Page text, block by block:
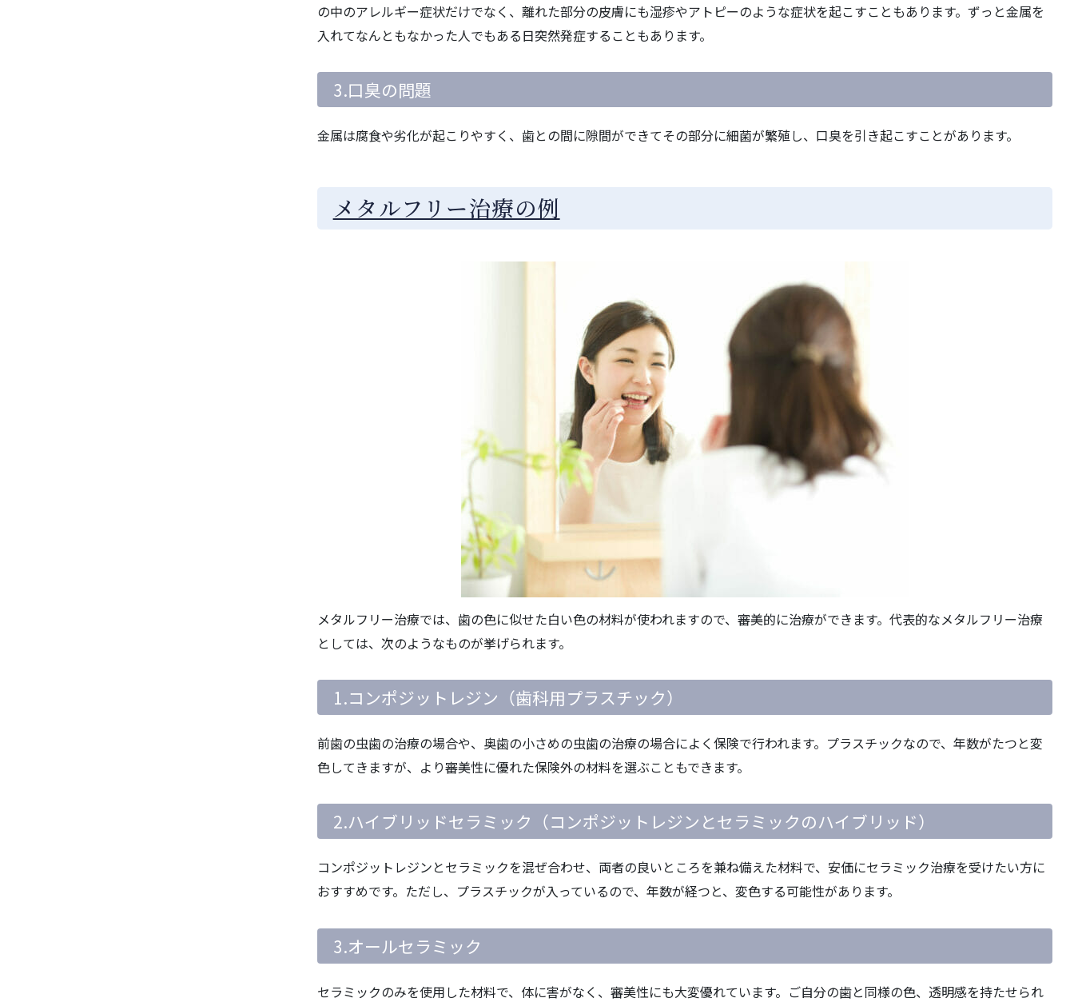
の中のアレルギー症状だけでなく、離れた部分の皮膚にも湿疹やアトピーのような症状を起こすこともあります。ずっと金属を
入れてなんともなかった人でもある日突然発症することもあります。
3.口臭の問題
金属は腐食や劣化が起こりやすく、歯との間に隙間ができてその部分に細菌が繁殖し、口臭を引き起こすことがあります。
メタルフリー治療の例
メタルフリー治療では、歯の色に似せた白い色の材料が使われますので、審美的に治療ができます。代表的なメタルフリー治療
としては、次のようなものが挙げられます。
1.コンポジットレジン（歯科用プラスチック）
前歯の虫歯の治療の場合や、奥歯の小さめの虫歯の治療の場合によく保険で行われます。プラスチックなので、年数がたつと変
色してきますが、より審美性に優れた保険外の材料を選ぶこともできます。
2.ハイブリッドセラミック（コンポジットレジンとセラミックのハイブリッド）
コンポジットレジンとセラミックを混ぜ合わせ、両者の良いところを兼ね備えた材料で、安価にセラミック治療を受けたい方に
おすすめです。ただし、プラスチックが入っているので、年数が経つと、変色する可能性があります。
3.オールセラミック
セラミックのみを使用した材料で、体に害がなく、審美性にも大変優れています。ご自分の歯と同様の色、透明感を持たせられ